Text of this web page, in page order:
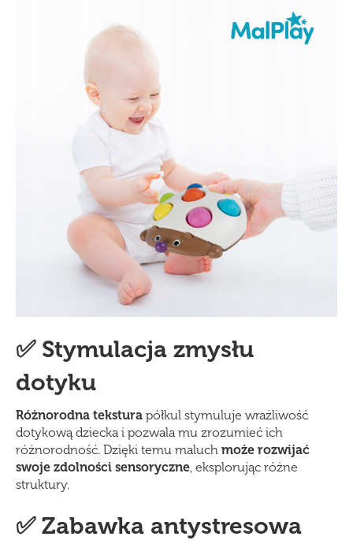
✅ Stymulacja zmysłu
dotyku
Różnorodna tekstura półkul stymuluje wrażliwość
dotykową dziecka i pozwala mu zrozumieć ich
różnorodność. Dzięki temu maluch może rozwijać
swoje zdolności sensoryczne, eksplorując różne
struktury.
✅ Zabawka antystresowa